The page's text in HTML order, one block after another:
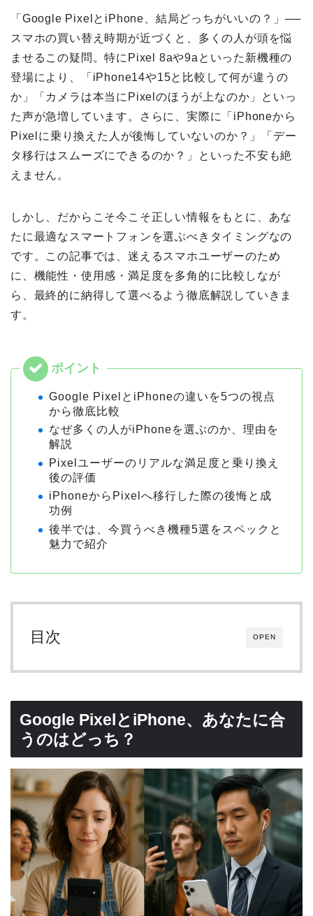
「Google PixelとiPhone、結局どっちがいいの？」──
スマホの買い替え時期が近づくと、多くの人が頭を悩
ませるこの疑問。特にPixel 8aや9aといった新機種の
登場により、「iPhone14や15と比較して何が違うの
か」「カメラは本当にPixelのほうが上なのか」といっ
た声が急増しています。さらに、実際に「iPhoneから
Pixelに乗り換えた人が後悔していないのか？」「デー
タ移行はスムーズにできるのか？」といった不安も絶
えません。
しかし、だからこそ今こそ正しい情報をもとに、あな
たに最適なスマートフォンを選ぶべきタイミングなの
です。この記事では、迷えるスマホユーザーのため
に、機能性・使用感・満足度を多角的に比較しなが
ら、最終的に納得して選べるよう徹底解説していきま
す。
Google PixelとiPhoneの違いを5つの視点
から徹底比較
なぜ多くの人がiPhoneを選ぶのか、理由を
解説
Pixelユーザーのリアルな満足度と乗り換え
後の評価
iPhoneからPixelへ移行した際の後悔と成
功例
後半では、今買うべき機種5選をスペックと
魅力で紹介
OPEN
目次
Google PixelとiPhone、あなたに合
うのはどっち？